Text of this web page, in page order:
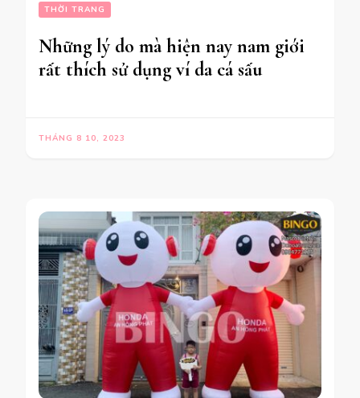
THỜI TRANG
Những lý do mà hiện nay nam giới
rất thích sử dụng ví da cá sấu
THÁNG 8 10, 2023